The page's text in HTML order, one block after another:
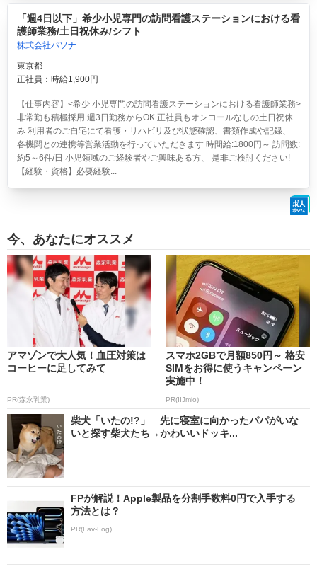
「週4日以下」希少小児専門の訪問看護ステーションにおける看
護師業務/土日祝休み/シフト
株式会社パソナ
東京都
正社員：時給1,900円
【仕事内容】<希少 小児専門の訪問看護ステーションにおける看護師業務>
非常勤も積極採用 週3日勤務からOK 正社員もオンコールなしの土日祝休
み 利用者のご自宅にて看護・リハビリ及び状態確認、書類作成や記録、
各機関との連携等営業活動を行っていただきます 時間給:1800円～ 訪問数:
約5～6件/日 小児領域のご経験者やご興味ある方、 是非ご検討ください!
【経験・資格】必要経験...
今、あなたにオススメ
アマゾンで大人気！血圧対策は
コーヒーに足してみて
PR(森永乳業)
スマホ2GBで月額850円～ 格安
SIMをお得に使うキャンペーン
実施中！
PR(IIJmio)
柴犬「いたの!?」 先に寝室に向かったパパがいな
いと探す柴犬たち→かわいいドッキ...
FPが解説！Apple製品を分割手数料0円で入手する
方法とは？
PR(Fav-Log)